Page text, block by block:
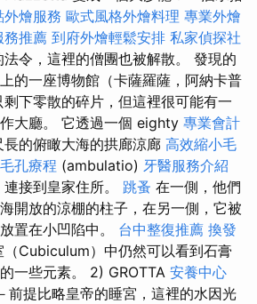
燴服務 歐式風格外燴料理 專業外燴
務推薦 到府外燴輕鬆安排 私家偵探社
令，這裡的僧團也被解散。 發現的
的一座博物館（卡薩羅薩，阿納卡普
下零散的碎片，但這裡很可能有一
大廳。 它透過一個 eighty 專業會計
長的俯瞰大海的拱廊涼廊 高效縮小毛
孔療程 (ambulatio) 牙醫服務介紹
連接到皇家住所。 跳蚤 在一側，他們
開放的涼棚的柱子，在另一側，它被
置在小凹陷中。 台中整復推薦 換發
（Cubiculum）中仍然可以看到石膏
一些元素。 2) GROTTA 安養中心
前提比略皇帝的睡宮，這裡的水因光